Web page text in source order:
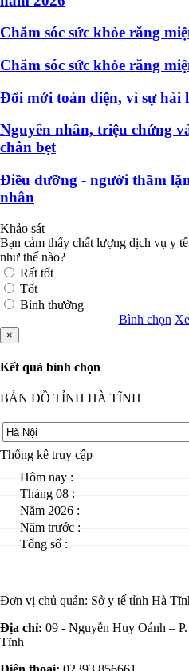
Chăm sóc sức khỏe răng
Chăm sóc sức khỏe răng
Đổi mới toàn diện, vì sự hài
Nguyên nhân, triệu chứng
chân bẹt
Điều dưỡng - người thầm
nhân
Khảo sát
Bạn cảm thấy chất lượng dịch vụ y
như thế nào?
Rất tốt
Tốt
Bình thường
Bình chọn
×
Kết quả bình chọn
BẢN ĐỒ TỈNH HÀ TĨNH
Thống kê truy cập
Hôm nay :
Tháng 08 :
Năm 2026 :
Năm trước :
Tổng số :
Đơn vị chủ quản: Sở y tế tỉnh Hà
Địa chỉ: 09 - Nguyễn Huy Oánh –
Tĩnh